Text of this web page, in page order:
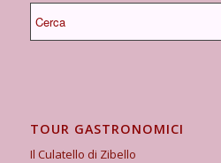
TOUR GASTRONOMICI
Il Culatello di Zibello